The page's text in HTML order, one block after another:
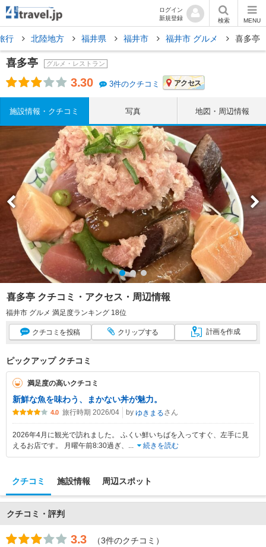
ログイン
新規登録
検索 MENU
行 北陸地方 福井県 福井市 福井市 グルメ 喜多亭
喜多亭 グルメ・レストラン
3.30 3件のクチコミ アクセス
施設情報・クチコミ 写真 地図・周辺情報
喜多亭 クチコミ・アクセス・周辺情報
福井市 グルメ 満足度ランキング 18位
クチコミ を投稿 クリップする 計画を作成
ピックアップ クチコミ
満足度の高いクチコミ
新鮮な魚を味わう、まかない丼が魅力。
4.0 旅行時期 2026/04 by ゆきまるさん
2026年4月に観光で訪れました。 ふくい鮮いちばを入ってすぐ、左手に見
えるお店です。 月曜午前8:30過ぎ、 ... 続きを読む
クチコミ 施設情報 周辺スポット
クチコミ・評判
3.3
（3件のクチコミ）